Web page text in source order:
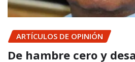
ARTÍCULOS DE OPINIÓN
De hambre cero y